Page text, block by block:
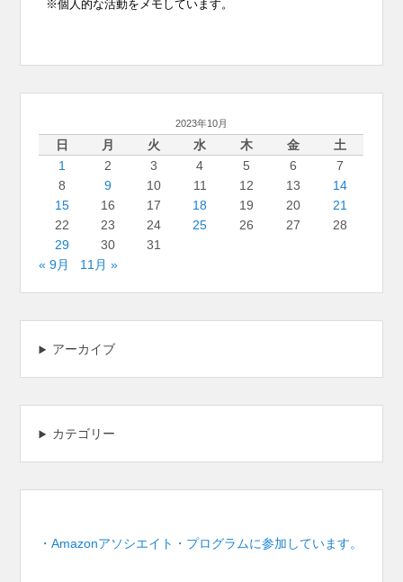
2023年10月
日 月 火 水 木 金
土
1
2 3 4 5 6
7
8
9 10 11 12 13
14
15
16 17 18 19 20
21
22
23 24 25 26 27
28
29
30
31
« 9月
11月 »
アーカイブ
カテゴリー
・Amazonアソシエイト・プログラムに参加しています。